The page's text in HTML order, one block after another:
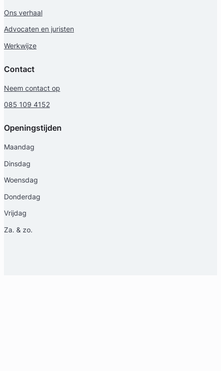
Ons verhaal
Advocaten en juristen
Werkwijze
Contact
Neem contact op
085 109 4152
Openingstijden
Maandag
Dinsdag
Woensdag
Donderdag
Vrijdag
Za. & zo.